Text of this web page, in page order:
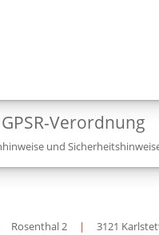
Verordnung
und
Rosenthal 2 | 3121